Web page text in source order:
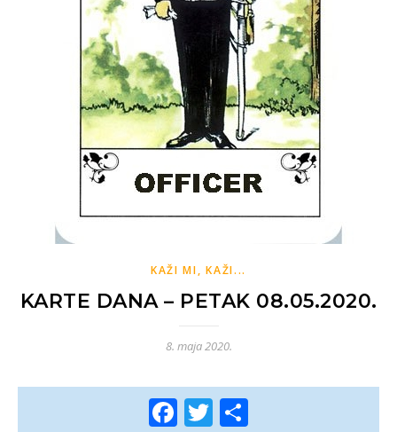
KAŽI MI, KAŽI...
KARTE DANA – PETAK 08.05.2020.
8. maja 2020.
Facebook
Twitter